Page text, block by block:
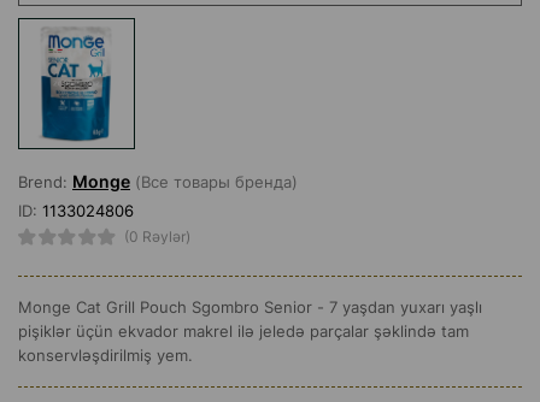
Brend: Monge (Все товары бренда)
ID: 1133024806
(0 Rəylər)
Monge Cat Grill Pouch Sgombro Senior - 7 yaşdan yuxarı yaşlı
pişiklər üçün ekvador makrel ilə jeledə parçalar şəklində tam
konservləşdirilmiş yem.